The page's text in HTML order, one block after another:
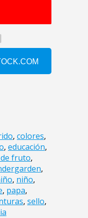
, colores,
, educación,
fruto,
,
, niño,
, papa,
, sello,